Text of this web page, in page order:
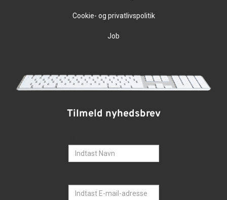
Cookie- og privatlivspolitik
Job
Tilmeld nyhedsbrev